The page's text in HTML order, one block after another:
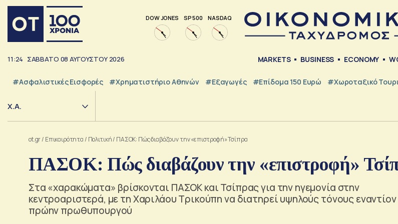
DOW JONES SP 500 NASDAQ
11:24 ΣΑΒΒΑΤΟ 08 ΑΥΓΟΥΣΤΟΥ 2026 MARKETS BUSINESS ECONOMY
#Ασφαλιστικές Εισφορές #Χρηματιστήριο Αθηνών #εξαγωγές #Επίδομα 150 Ευρώ #Χωροταξικό
Χ.Α.
ot.gr/ Επικαιρότητα / Πολιτική/ ΠΑΣΟΚ: Πώς διαβάζουν την «επιστροφή» Τσίπρα
ΠΑΣΟΚ: Πώς διαβάζουν την «επιστροφή»
Στα «χαρακώματα» βρίσκονται ΠΑΣΟΚ και Τσίπρας για την ηγεμονία στην
κεντροαριστερά, με τη Χαριλάου Τρικούπη να διατηρεί υψηλούς τόνους
πρώην πρωθυπουργού